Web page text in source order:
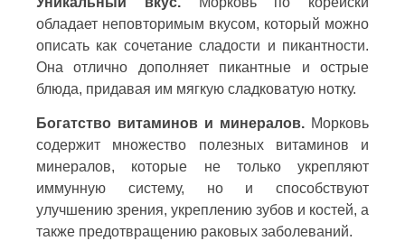
обладает неповторимым вкусом, который можно
описать как сочетание сладости и пикантности.
Она отлично дополняет пикантные и острые
блюда, придавая им мягкую сладковатую нотку.
Богатство витаминов и минералов. Морковь
содержит множество полезных витаминов и
минералов, которые не только укрепляют
иммунную систему, но и способствуют
улучшению зрения, укреплению зубов и костей, а
также предотвращению раковых заболеваний.